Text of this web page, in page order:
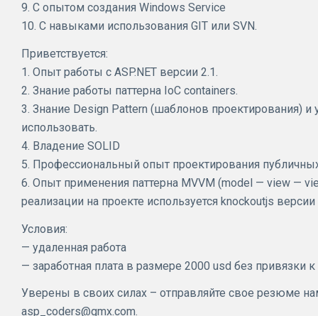
9. С опытом создания Windows Service
10. С навыками использования GIT или SVN.
Приветствуется:
1. Опыт работы с ASP.NET версии 2.1.
2. Знание работы паттерна IoC containers.
3. Знание Design Pattern (шаблонов проектирования) и
использовать.
4. Владение SOLID
5. Профессиональный опыт проектирования
6. Опыт применения паттерна MVVM (model — view —
реализации на проекте используется knockoutjs версии
Условия:
— удаленная работа
— заработная плата в размере 2000 usd без привязки к
Уверены в своих силах – отправляйте свое резюме
asp_coders@gmx.com.